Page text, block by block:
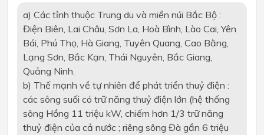
a) Các tỉnh thuộc Trung du và miền núi Bắc Bộ :
Điện Biên, Lai Châu, Sơn La, Hoà Bình, Lào Cai, Yên
Bái, Phú Thọ, Hà Giang, Tuyên Quang, Cao Bằng,
Lạng Sơn, Bắc Kạn, Thái Nguyên, Bắc Giang,
Quảng Ninh.
b) Thế mạnh về tự nhiên để phát triển thuỷ điện :
các sông suối có trữ năng thuỷ điện lớn (hệ thống
sông Hồng 11 triệu kW, chiếm hơn 1/3 trữ năng
thuỷ điện của cả nước ; riêng sông Đà gần 6 triệu